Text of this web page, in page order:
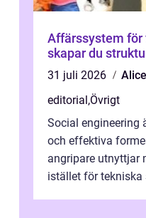
Affärssystem för
skapar du
31 juli 2026
editorial,Övrigt
Social engineering
och effektiva
angripare utnyttjar
istället för tekniska